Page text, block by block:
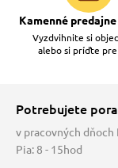
Kamenné
Vyzdvihnite si
alebo si príďte
Potrebujete
v pracovných dňoch
Pia: 8 - 15hod